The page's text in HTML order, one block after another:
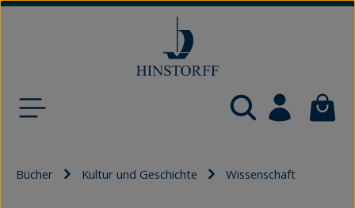
Bücher Kultur und Geschichte Wissenschaft